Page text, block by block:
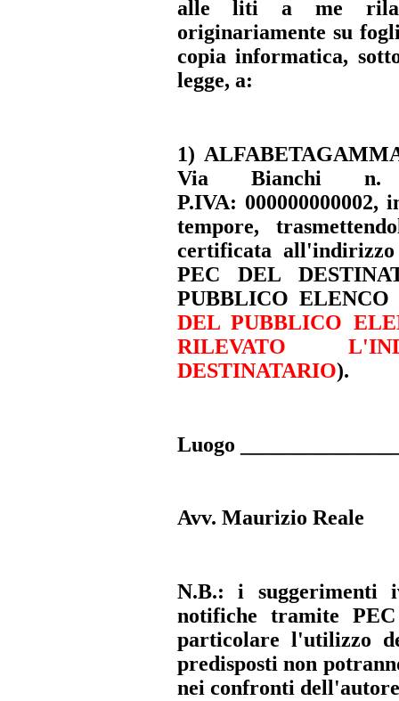
alle liti a me
originariamente su
copia informatica,
legge, a:
1)
Via Bianchi
P.IVA: 000000000002,
tempore,
certificata
PEC DEL
PUBBLICO ELENCO
DEL PUBBLICO
RILEVATO
DESTINATARIO).
Luogo
Avv. Maurizio Reale
N.B.: i suggerimenti
notifiche tramite
particolare l'utilizzo
predisposti non
nei confronti